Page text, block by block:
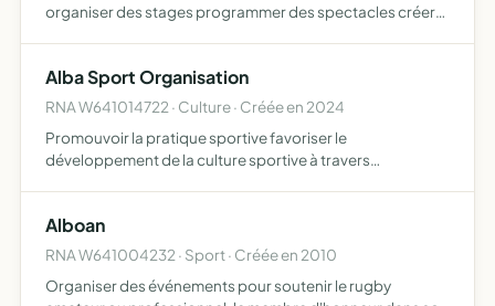
organiser des stages programmer des spectacles créer
Alba Sport Organisation
RNA W641014722 · Culture · Créée en 2024
Promouvoir la pratique sportive favoriser le
développement de la culture sportive à travers
artistiques notamment…
Alboan
RNA W641004232 · Sport · Créée en 2010
Organiser des événements pour soutenir le rugby